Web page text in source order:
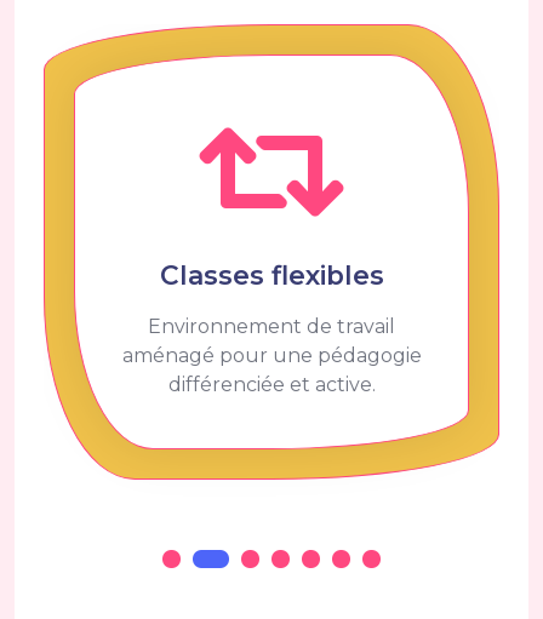
Classes flexibles
Environnement de travail
aménagé pour une pédagogie
différenciée et active.